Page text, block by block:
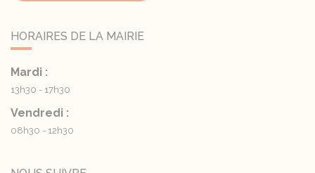
HORAIRES DE LA MAIRIE
Mardi :
13h30 - 17h30
Vendredi :
08h30 - 12h30